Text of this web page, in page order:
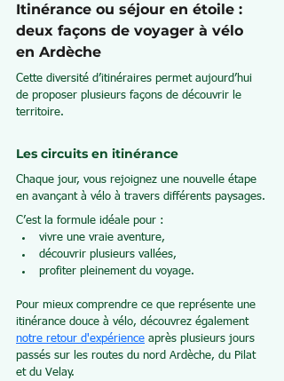
Itinérance ou séjour en étoile :
deux façons de voyager à vélo
en Ardèche
Cette diversité d’itinéraires permet aujourd’hui
de proposer plusieurs façons de découvrir le
territoire.
Les circuits en itinérance
Chaque jour, vous rejoignez une nouvelle étape
en avançant à vélo à travers différents paysages.
C’est la formule idéale pour :
vivre une vraie aventure,
découvrir plusieurs vallées,
profiter pleinement du voyage.
Pour mieux comprendre ce que représente une
itinérance douce à vélo, découvrez également
notre retour d'expérience après plusieurs jours
passés sur les routes du nord Ardèche, du Pilat